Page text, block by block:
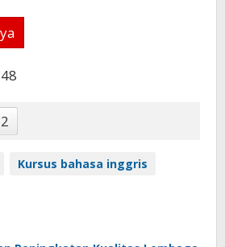
2
Kursus bahasa inggris